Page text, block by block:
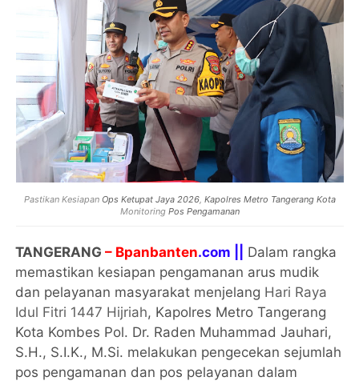
Pastikan Kesiapan Ops Ketupat Jaya 2026, Kapolres Metro Tangerang Kota
Monitoring Pos Pengamanan
TANGERANG – Bpanbanten.com ||
Dalam rangka
memastikan kesiapan pengamanan arus mudik
dan pelayanan masyarakat menjelang Hari Raya
Idul Fitri 1447 Hijriah, Kapolres Metro Tangerang
Kota Kombes Pol. Dr. Raden Muhammad Jauhari,
S.H., S.I.K., M.Si. melakukan pengecekan sejumlah
pos pengamanan dan pos pelayanan dalam